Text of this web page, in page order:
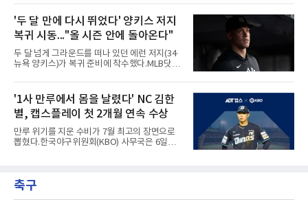
을 놓았고, 버펄로는 이 회에만 5점을 뽑아 7-6
역전승을 거뒀다.한국에서의 성적도
컵스)은 6일(한국시간) 미국 시카고 리글리필드
에서 나란히 홈런 두 방씩을 주고받았다.첫 회부
터 불이 붙었다. 1회초 선두타자 오타니가 컵스
선발 이마나가 쇼타를 상대로 우월 솔로 홈런을
뽑자, 1회말 크로암스트롱이 다저스 선발 에릭
라워를 상대로 중월 솔로 홈런으로 응수했다. 최
근 50년간 리글리필드에서 1회 양 팀 선두타자
10위 이내 선수끼리 이런 공방을 벌인 사례는 처
음이다.흐름은 크로암스트롱
'두 달 만에 다시 뛰었다' 양키스 저지
복귀 시동..."올 시즌 안에 돌아온다"
두 달 넘게 그라운드를 떠나 있던 에런 저지(34·
뉴욕 양키스)가 복귀 준비에 착수했다.MLB닷컴
뒤 야외 달리기와 상체 저항 운동으로 훈련 강도
를 높여도 된다는 허가를 받았다고 전했다.저지
는 이날 뉴욕 양키스타디움에서 열린 세인트루
이스 카디널스전을 앞두고 야구 장비를 착용한
채 스트레칭과 조깅, 저항 밴드 훈련을 소화했
다. 아메리칸리그 최우수선수(MVP) 3회 수상자
인 그가 부상 이후 야외 달리기에 나선 것은 처음
는 것이 계획이었고 올해를 접겠다고 생각한 적
은 없다고 말했다.이탈은
'1사 만루에서 몸을 날렸다' NC 김한
별, 캡스플레이 첫 2개월 연속 수상
만루 위기를 지운 수비가 7월 최고의 장면으로
뽑혔다.한국야구위원회(KBO) 사무국은 6일
이 상 제정 이래 첫 사례다.ADT캡스가 KBO와
함께 시상하는 이 상은 공식 기록위원이 승리 확
축구